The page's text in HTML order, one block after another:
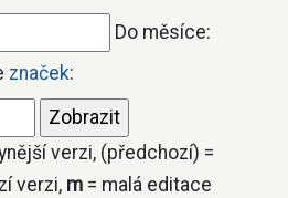
Do měsíce:
značek:
verzi, (předchozí) =
verzi, m = malá editace